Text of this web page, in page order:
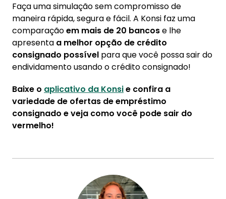
Faça uma simulação sem compromisso de
maneira rápida, segura e fácil. A Konsi faz uma
comparaçãoem mais de 20 bancose lhe
apresenta a melhor opção de crédito
consignado possível para que você possa sair do
endividamento usando o crédito consignado!
Baixe o aplicativo da Konsie confira a
variedade de ofertas de empréstimo
consignado e veja como você pode sair do
vermelho!